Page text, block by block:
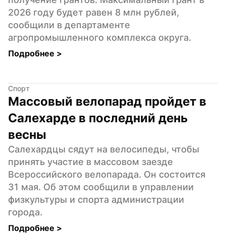
2026 году будет равен 8 млн рублей,
сообщили в департаменте
агропромышленного комплекса округа.
Подробнее >
Спорт
Массовый велопарад пройдет в
Салехарде в последний день
весны
Салехардцы сядут на велосипеды, чтобы
принять участие в массовом заезде
Всероссийского велопарада. Он состоится
31 мая. Об этом сообщили в управлении
физкультуры и спорта администрации
города.
Подробнее >